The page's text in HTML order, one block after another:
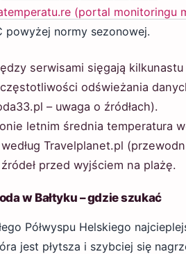
(portal monitoringu
powyżej normy sezonowej.
serwisami sięgają
odświeżania
– uwaga o źródłach).
letnim średnia temperatura
według Travelplanet.pl
przed wyjściem na plażę.
w Bałtyku – gdzie szukać
Półwyspu Helskiego
jest płytsza i szybciej się